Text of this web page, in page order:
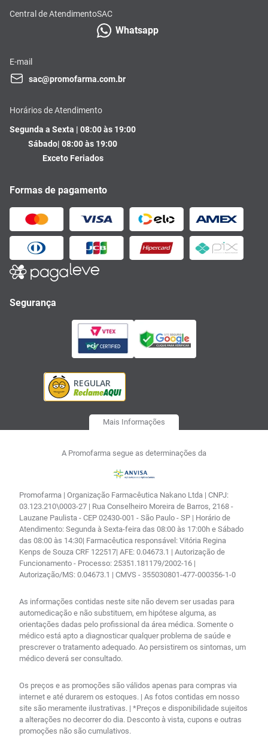
Central de AtendimentoSAC
Whatsapp
E-mail
sac@promofarma.com.br
Horários de Atendimento
Segunda a Sexta | 08:00 às 19:00
Sábado| 08:00 às 19:00
Exceto Feriados
Formas de pagamento
Segurança
Mais Informações
A Promofarma segue as determinações da
Promofarma | Organização Farmacêutica Nakano Ltda | CNPJ:
03.123.210\0003-27 | Rua Conselheiro Moreira de Barros, 2168 -
Lauzane Paulista - CEP 02430-001 - São Paulo - SP | Horário de
Atendimento: Segunda à Sexta-feira das 08:00 às 17:00h e Sábado
das 08:00 às 14:30| Farmacêutica responsável: Vitória Regina
Kenps de Souza CRF 122517| AFE: 0.04673.1 | Autorização de
Funcionamento - Processo: 25351.181179/2002-16 |
Autorização/MS: 0.04673.1 | CMVS - 355030801-477-000356-1-0
As informações contidas neste site não devem ser usadas para
automedicação e não substituem, em hipótese alguma, as
orientações dadas pelo profissional da área médica. Somente o
médico está apto a diagnosticar qualquer problema de saúde e
prescrever o tratamento adequado. Ao persistirem os sintomas, um
médico deverá ser consultado.
Os preços e as promoções são válidos apenas para compras via
internet e até durarem os estoques. | As fotos contidas em nosso
site são meramente ilustrativas. | *Preços e disponibilidade sujeitos
a alterações no decorrer do dia. Desconto à vista, cupons e outras
promoções não são cumulativos.